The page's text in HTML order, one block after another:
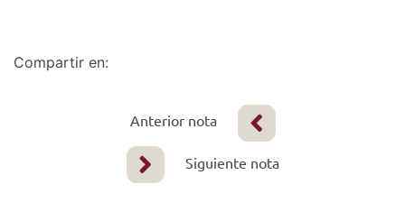
Compartir en:
Anterior nota
Siguiente nota